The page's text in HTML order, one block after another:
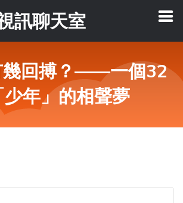
訊聊天室
幾回搏？——一個32
年」的相聲夢